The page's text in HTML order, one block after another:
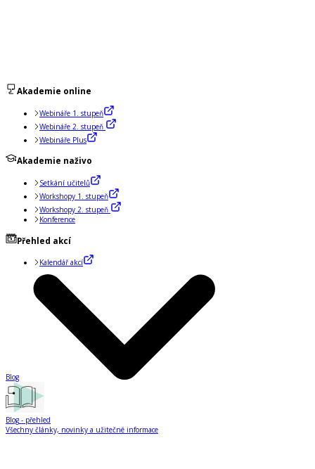
Akademie online
Webináře 1. stupeň
Webináře 2. stupeň
Webináře Plus
Akademie naživo
Setkání učitelů
Workshopy 1. stupeň
Workshopy 2. stupeň
Konference
Přehled akcí
Kalendář akcí
Blog
Blog - přehled
Všechny články, novinky a užitečné informace